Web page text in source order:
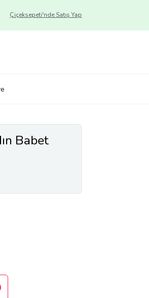
Çiçeksepeti'nde Satış Yap
Babet